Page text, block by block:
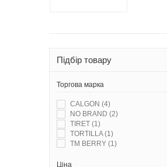
Підбір товару
Торгова марка
CALGON (4)
NO BRAND (2)
TIRET (1)
TORTILLA(1)
ТМ BERRY (1)
Ціна